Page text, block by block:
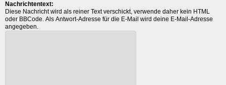
Nachrichtentext:
Diese Nachricht wird als reiner Text verschickt, verwende daher kein HTML
oder BBCode. Als Antwort-Adresse für die E-Mail wird deine E-Mail-Adresse
angegeben.